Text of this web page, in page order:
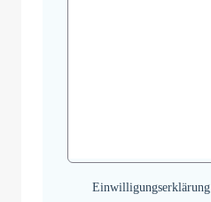
Einwilligungserklärung
Einwilligungserklärung